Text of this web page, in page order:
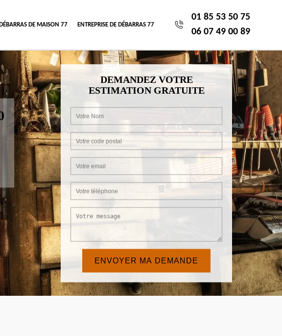
DÉBARRAS DE MAISON 77 ENTREPRISE DE DÉBARRAS 77
01 85 53 50 75
06 07 49 00 89
DEMANDEZ VOTRE
ESTIMATION GRATUITE